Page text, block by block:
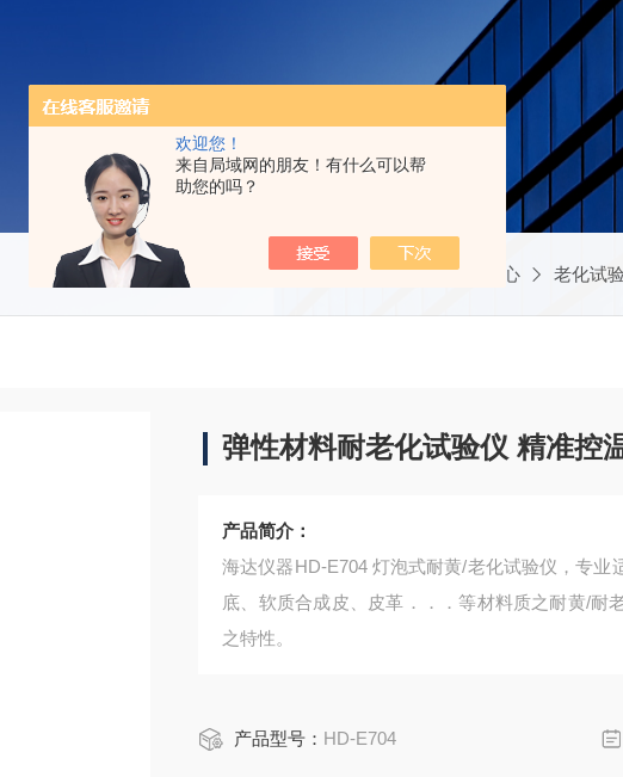
欢迎您！
来自局域网的朋友！有什么可以帮
助您的吗？
当前位置：首页 产品中心 老化试
弹性材料耐老化试验仪 精准控
产品简介：
海达仪器HD-E704 灯泡式耐黄/老化试验仪，专
底、软质合成皮、皮革．．．等材料质之耐黄/耐
之特性。
产品型号： HD-E704